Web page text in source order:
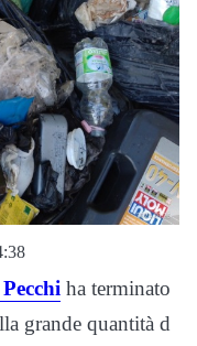
ha terminato
grande quantità d